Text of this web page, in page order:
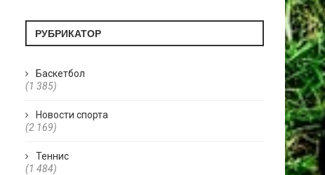
РУБРИКАТОР
Баскетбол
(1 385)
Новости спорта
(2 169)
Теннис
(1 484)